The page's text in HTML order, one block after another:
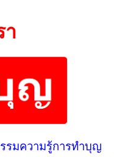
า
รมความรู้การทำบุญ